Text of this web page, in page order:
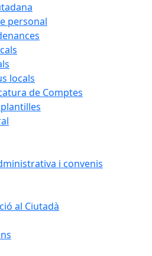
personal
locals
de Comptes
i convenis
al Ciutadà